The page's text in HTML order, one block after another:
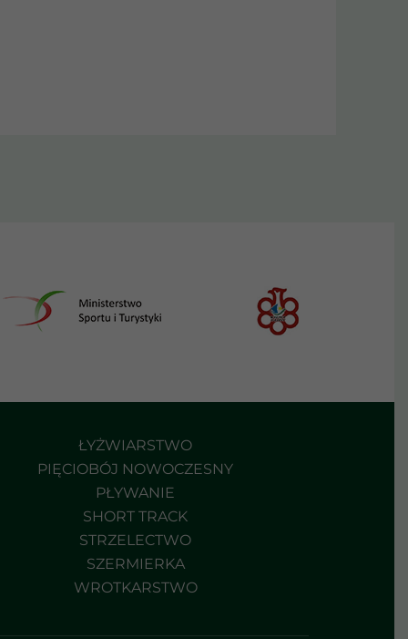
ŁYŻWIARSTWO
PIĘCIOBÓJ NOWOCZESNY
PŁYWANIE
SHORT TRACK
STRZELECTWO
SZERMIERKA
WROTKARSTWO